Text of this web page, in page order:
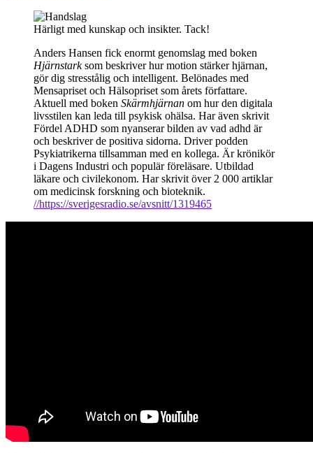
Härligt med kunskap och insikter. Tack!
Anders Hansen fick enormt genomslag med boken
Hjärnstarksom beskriver hur motion stärker hjärnan,
gör dig stresstålig och intelligent. Belönades med
Mensapriset och Hälsopriset som årets författare.
Aktuell med boken Skärmhjärnan om hur den digitala
livsstilen kan leda till psykisk ohälsa. Har även skrivit
Fördel ADHD som nyanserar bilden av vad adhd är
och beskriver de positiva sidorna. Driver podden
Psykiatrikerna tillsamman med en kollega. Är krönikör
i Dagens Industri och populär föreläsare. Utbildad
läkare och civilekonom. Har skrivit över 2 000 artiklar
om medicinsk forskning och bioteknik.
//https://sverigesradio.se/avsnitt/1319465